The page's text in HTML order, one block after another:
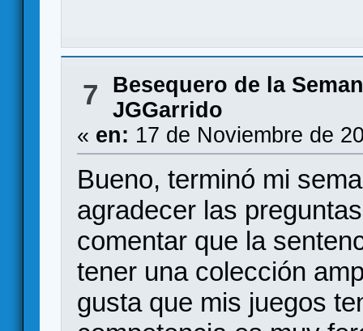
7
Besequero de la
JGGarrido
« en: 17 de Noviembre de
Bueno, terminó mi
agradecer las
comentar que la
tener una colección
gusta que mis juegos